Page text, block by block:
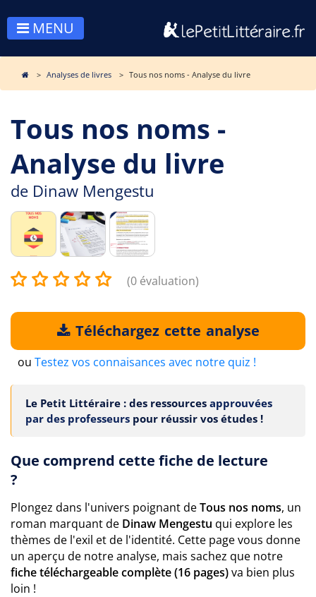
MENU
Analyses de livres Tous nos noms - Analyse du livre
Tous nos noms -
Analyse du livre
de Dinaw Mengestu
(0 évaluation)
Téléchargez cette analyse
ou Testez vos connaisances avec notre quiz !
Le Petit Littéraire : des ressources approuvées
par des professeurs pour réussir vos études !
Que comprend cette fiche de lecture
?
Plongez dans l'univers poignant deTous nos noms, un
roman marquant de Dinaw Mengestu qui explore les
thèmes de l'exil et de l'identité. Cette page vous donne
un aperçu de notre analyse, mais sachez que notre
fiche téléchargeable complète (16 pages)va bien plus
loin !